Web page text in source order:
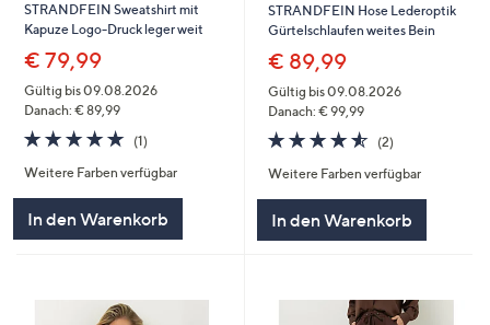
STRANDFEIN Sweatshirt mit
Kapuze Logo-Druck leger weit
€ 79,99
Gültig bis 09.08.2026
Danach: € 89,99
5.0
von
5
(1)1
Weitere Farben verfügbar
In den Warenkorb
STRANDFEIN Hose Lederoptik
Gürtelschlaufen weites Bein
€ 89,99
Gültig bis 09.08.2026
Danach: € 99,99
4.5
von
5
(2)2
Weitere Farben verfügbar
In den Warenkorb